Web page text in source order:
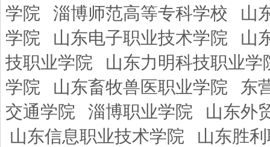
学院
淄博师范高等专科学校
山
学院
山东电子职业技术学院
山
技职业学院
山东力明科技职业学
学院
山东畜牧兽医职业学院
东
交通学院
淄博职业学院
山东外
山东信息职业技术学院
山东胜